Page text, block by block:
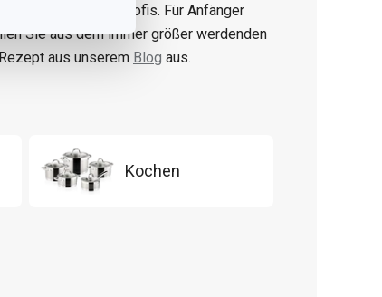
Backwaren für Profis. Für Anfänger
Sie aus dem immer größer werdenden
aus unserem Blog aus.
Kochen